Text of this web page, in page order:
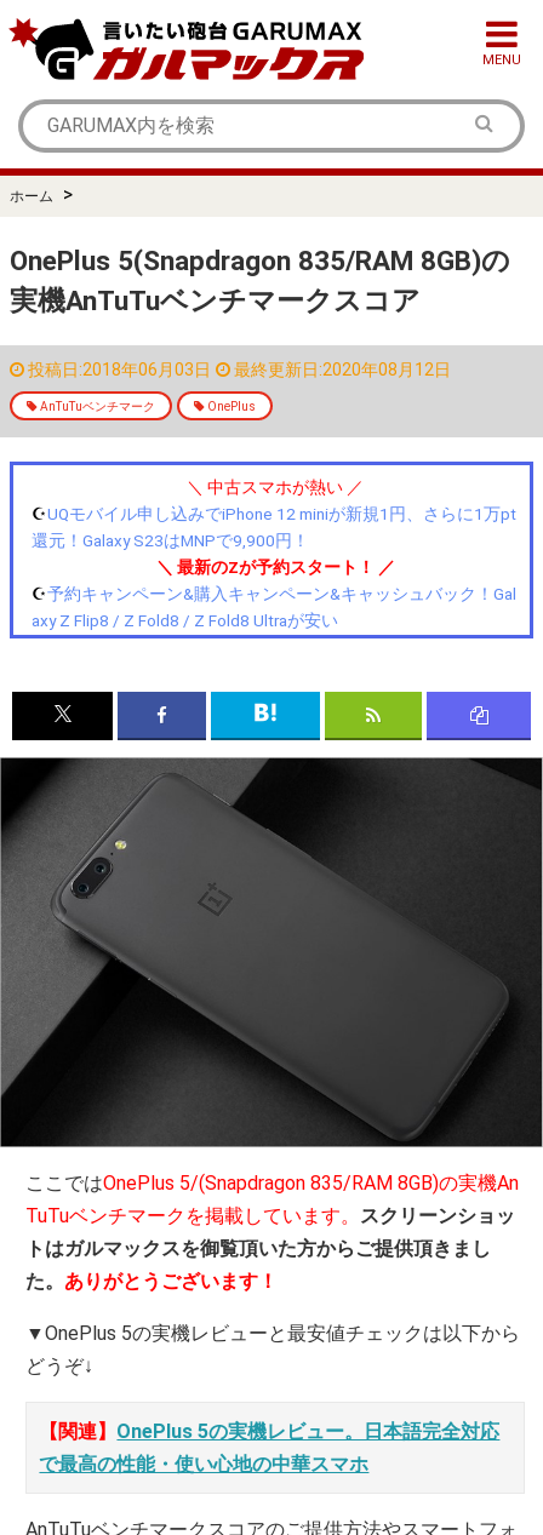
MENU
ホーム >
OnePlus 5(Snapdragon 835/RAM 8GB)の
実機AnTuTuベンチマークスコア
投稿日:2018年06月03日 最終更新日:2020年08月12日
AnTuTuベンチマーク OnePlus
＼ 中古スマホが熱い ／
☪️UQモバイル申し込みでiPhone 12 miniが新規1円、さらに1万pt
還元！Galaxy S23はMNPで9,900円！
＼ 最新のZが予約スタート！ ／
☪️予約キャンペーン&購入キャンペーン&キャッシュバック！Gal
axy Z Flip8 / Z Fold8 / Z Fold8 Ultraが安い
ここではOnePlus 5/(Snapdragon 835/RAM 8GB)の実機An
TuTuベンチマークを掲載しています。 スクリーンショッ
トはガルマックスを御覧頂いた方からご提供頂きまし
た。 ありがとうございます！
▼OnePlus 5の実機レビューと最安値チェックは以下から
どうぞ↓
【関連】 OnePlus 5の実機レビュー。日本語完全対応
で最高の性能・使い心地の中華スマホ
AnTuTuベンチマークスコアのご提供方法やスマートフォ